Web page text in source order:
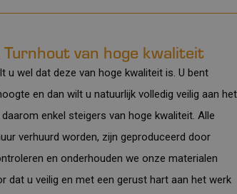
van hoge kwaliteit
u wel dat deze van hoge kwaliteit is. U bent
en dan wilt u natuurlijk volledig veilig aan het
enkel steigers van hoge kwaliteit. Alle
verhuurd worden, zijn geproduceerd door
en onderhouden we onze materialen
dat u veilig en met een gerust hart aan het werk